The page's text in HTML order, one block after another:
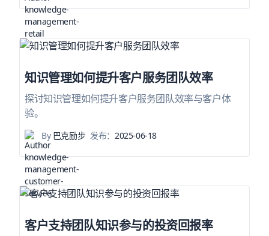
知识管理如何提升客户服务团队效率
探讨知识管理如何提升客户服务团队效率与客户体
验。
By巴克励步 发布：2025-06-18
客户支持团队知识参与的投资回报率